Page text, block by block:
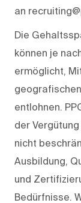
an
Die
können je
ermöglicht,
entlohnen.
der
nicht
Ausbildung,
und
Bedürfnisse.